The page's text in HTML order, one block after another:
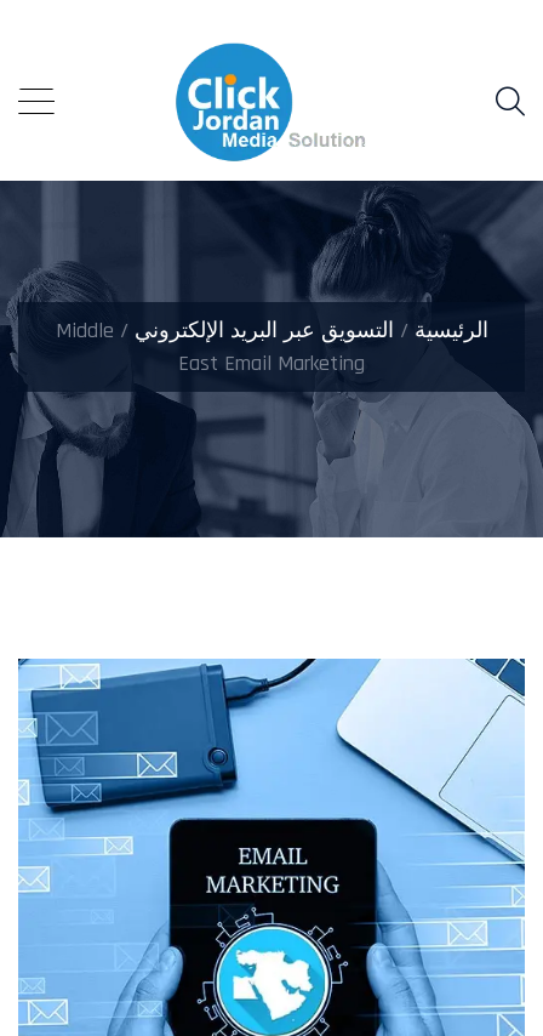
الرئيسية / التسويق عبر البريد الإلكتروني
/ Middle
East Email Marketing